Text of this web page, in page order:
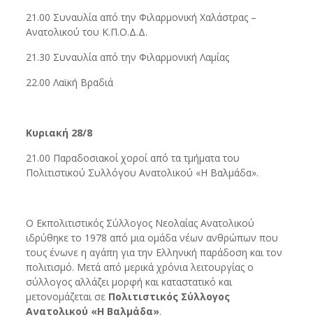
21.00 Συναυλία από την Φιλαρμονική Χαλάστρας –
Ανατολικού του Κ.Π.Ο.Δ.Δ.
21.30 Συναυλία από την Φιλαρμονική Λαμίας
22.00 Λαϊκή Βραδιά
Κυριακή 28/8
21.00 Παραδοσιακοί χοροί από τα τμήματα του
Πολιτιστικού Συλλόγου Ανατολικού «Η Βαλμάδα».
Ο Εκπολιτιστικός Σύλλογος Νεολαίας Ανατολικού
ιδρύθηκε το 1978 από μια ομάδα νέων ανθρώπων που
τους ένωνε η αγάπη για την Ελληνική παράδοση και τον
πολιτισμό. Μετά από μερικά χρόνια λειτουργίας ο
σύλλογος αλλάζει μορφή και καταστατικό και
μετονομάζεται σε Πολιτιστικός Σύλλογος
Ανατολικού «Η Βαλμάδα».